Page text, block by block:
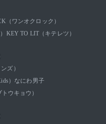
（ワンオクロック）
KEY TO LIT（キテレツ）
ズ）
） なにわ男子
ウキョウ）